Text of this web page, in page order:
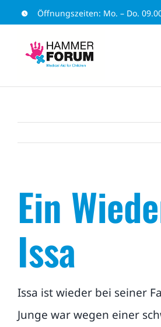
Zum
springen
Öffnungszeiten: Mo. – Do.
Ein
Issa
Issa ist wieder bei seiner
Junge war wegen einer